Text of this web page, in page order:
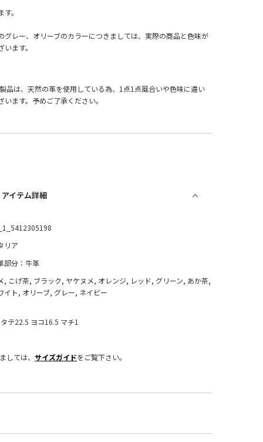
。
レー、オリーブのカラーにつきましては、実際の商品と色味が
ます。
品は、天然の革を使用している為、1点1点風合いや色味に違い
ます。予めご了承ください。
イテム詳細
リア
部分：牛革
, こげ茶, ブラック, ヤケヌメ, オレンジ, レッド, グリーン, あか茶,
イト, オリーブ, グレー, ネイビー
テ22.5 ヨコ16.5 マチ1
しては、サイズガイドをご覧下さい。